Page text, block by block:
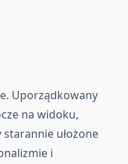
Uporządkowany
na widoku,
ułożone
i